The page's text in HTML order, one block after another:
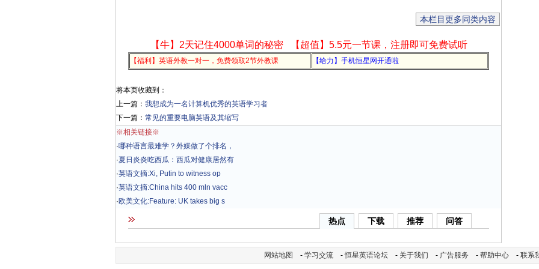
本栏目更多同类内容
【牛】2天记住4000单词的秘密 【超值】5.5元一节课，注册即可免费试听
【福利】英语外教一对一，免费领取2节外教课 【给力】手机恒星网开通啦
将本页收藏到：
上一篇： 我想成为一名计算机优秀的英语学习者
下一篇： 常见的重要电脑英语及其缩写
※相关链接※
·哪种语言最难学？外媒做了个排名，
·夏日炎炎吃西瓜：西瓜对健康居然有
·英语文摘:Xi, Putin to witness op
·英语文摘:China hits 400 mln vacc
·欧美文化:Feature: UK takes big s
热点 下载 推荐 问答
网站地图 - 学习交流 -恒星英语论坛 - 关于我们 - 广告服务 - 帮助中心 - 联系